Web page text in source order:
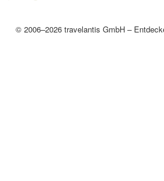
© 2006–2026 travelantis GmbH –